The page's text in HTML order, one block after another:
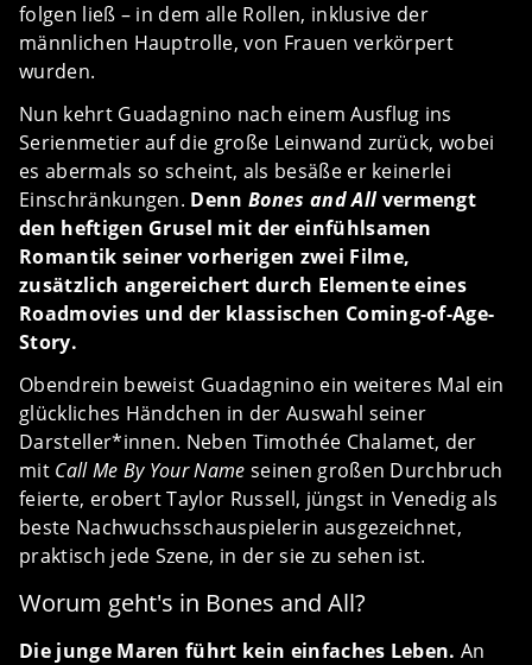
folgen ließ – in dem alle Rollen, inklusive der
männlichen Hauptrolle, von Frauen verkörpert
wurden.
Nun kehrt Guadagnino nach einem Ausflug ins
Serienmetier auf die große Leinwand zurück, wobei
es abermals so scheint, als besäße er keinerlei
Einschränkungen. Denn Bones and Allvermengt
den heftigen Grusel mit der einfühlsamen
Romantik seiner vorherigen zwei Filme,
zusätzlich angereichert durch Elemente eines
Roadmovies und der klassischen Coming-of-Age-
Story.
Obendrein beweist Guadagnino ein weiteres Mal ein
glückliches Händchen in der Auswahl seiner
Darsteller*innen. Neben Timothée Chalamet, der
mit Call Me By Your Name seinen großen Durchbruch
feierte, erobert Taylor Russell, jüngst in Venedig als
beste Nachwuchsschauspielerin ausgezeichnet,
praktisch jede Szene, in der sie zu sehen ist.
Worum geht's in Bones and All?
Die junge Maren führt kein einfaches Leben. An